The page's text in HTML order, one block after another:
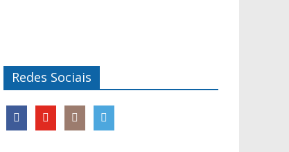
Redes Sociais